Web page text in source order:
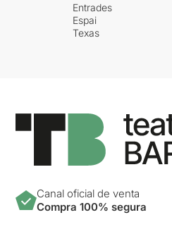
Entrades
Espai
Texas
Canal oficial de venta
Compra 100% segura